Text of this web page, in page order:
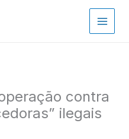
contra
ilegais